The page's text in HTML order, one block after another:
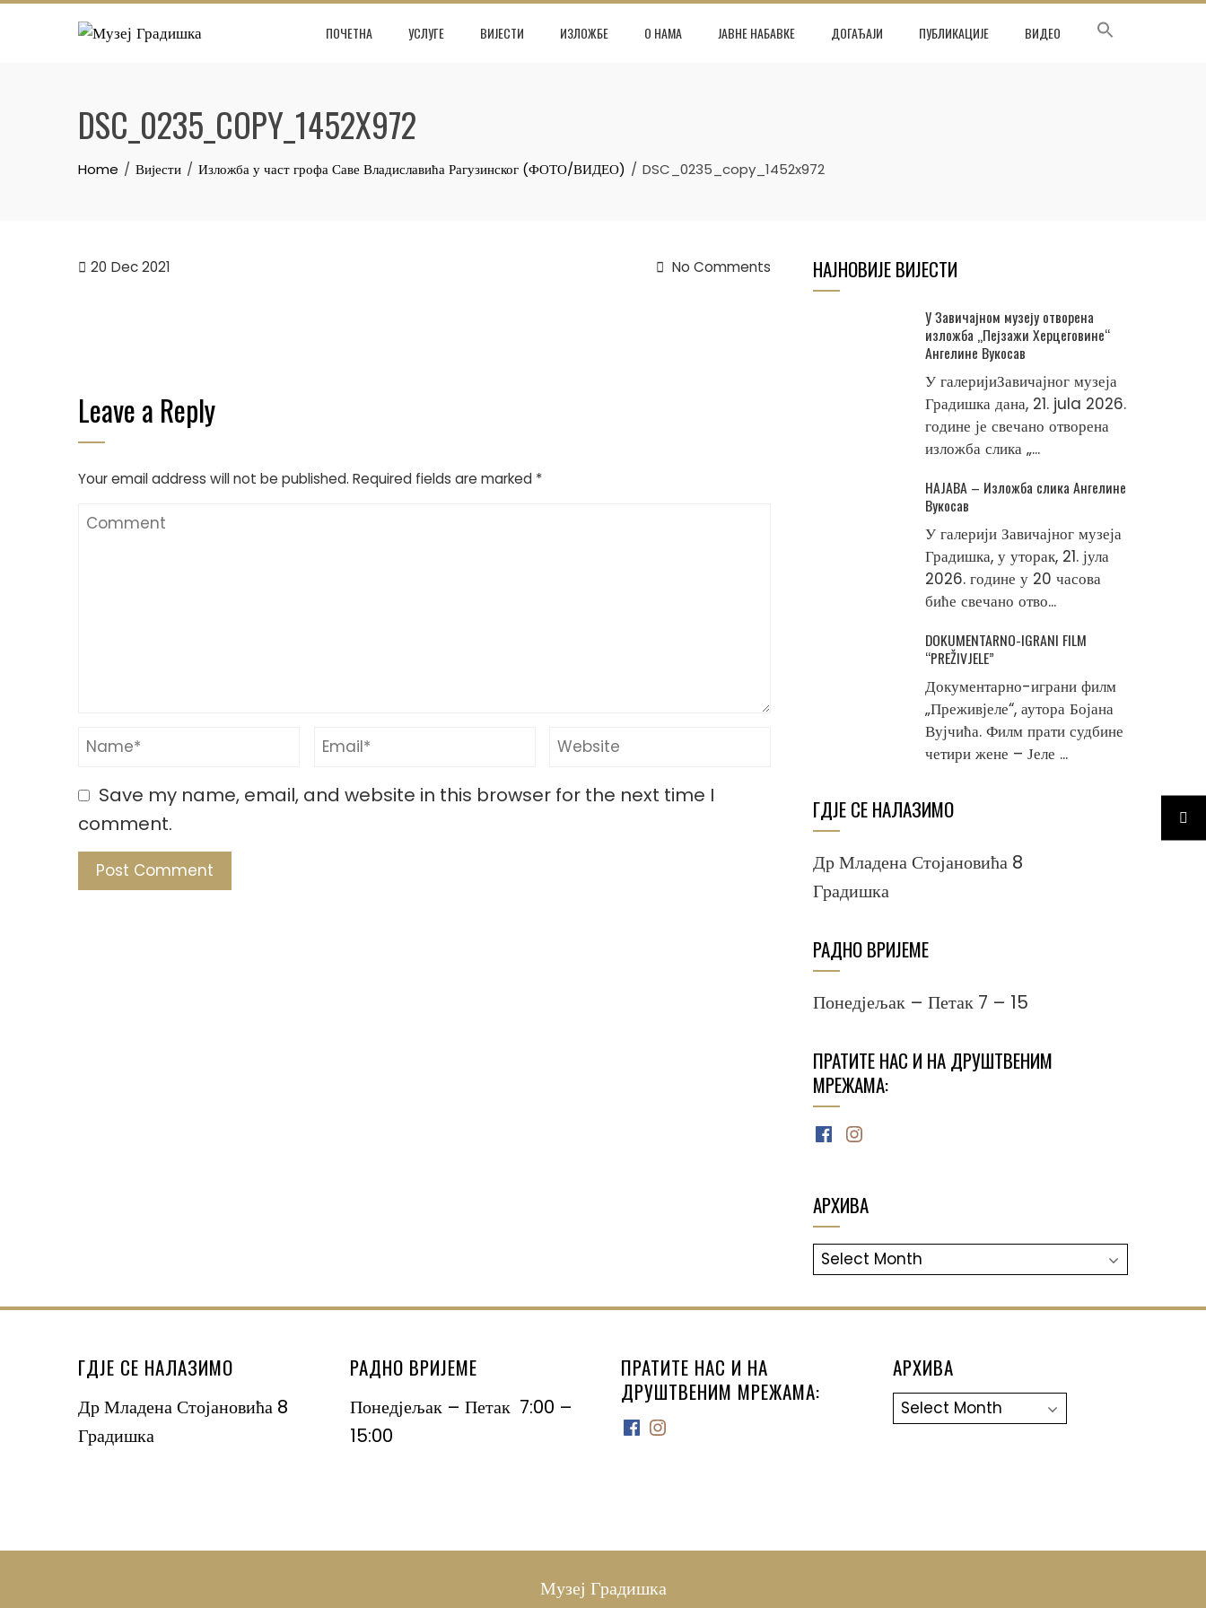
Skip
ПОЧЕТНА УСЛУГЕ ВИЈЕСТИ ИЗЛОЖБЕ О НАМА ЈАВНЕ НАБАВКЕ ДОГАЂАЈИ ПУБЛИКАЦИЈЕ ВИДЕО
DSC_0235_COPY_1452X972
Home Вијести Изложба у част грофа Саве Владиславића Рагузинског (ФОТО/ВИДЕО) DSC_0235_copy_1452x972
20 Dec 2021 No Comments
Leave a Reply
Your email address will not be published. Required fields are marked *
Save my name, email, and website in this browser for the next time I
comment.
НАЈНОВИЈЕ ВИЈЕСТИ
У Завичајном музеју отворена
изложба „Пејзажи Херцеговине“
Ангелине Вукосав
У галеријиЗавичајног музеја
Градишка дана, 21. jula 2026.
године је свечано отворена
изложба слика „...
НАЈАВА – Изложба слика Ангелине
Вукосав
У галерији Завичајног музеја
Градишка, у уторак, 21. јула
2026. године у 20 часова
биће свечано отво...
DOKUMENTARNO-IGRANI FILM
“PREŽIVJELE”
Документарно-играни филм
„Преживјеле“, аутора Бојана
Вујчића. Филм прати судбине
четири жене – Јеле ...
ГДЈЕ СЕ НАЛАЗИМО
Др Младена Стојановића 8
Градишка
РАДНО ВРИЈЕМЕ
Понедјељак – Петак 7 – 15
ПРАТИТЕ НАС И НА ДРУШТВЕНИМ
МРЕЖАМА:
Facebook
Instagram
АРХИВА
АРХИВА
ГДЈЕ СЕ НАЛАЗИМО
Др Младена Стојановића 8
Градишка
РАДНО ВРИЈЕМЕ
Понедјељак – Петак 7:00 –
15:00
ПРАТИТЕ НАС И НА
ДРУШТВЕНИМ МРЕЖАМА:
Facebook
Instagram
АРХИВА
Архива
Музеј Градишка